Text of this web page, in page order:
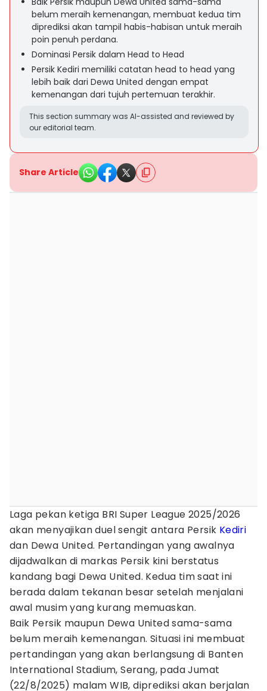
belum meraih kemenangan, membuat kedua tim
diprediksi akan tampil habis-habisan untuk meraih
poin penuh perdana.
Dominasi Persik dalam Head to Head
Persik Kediri memiliki catatan head to head yang
lebih baik dari Dewa United dengan empat
kemenangan dari tujuh pertemuan terakhir.
This section summary was AI-assisted and reviewed by
our editorial team.
Share Article
Laga pekan ketiga BRI Super League 2025/2026
akan menyajikan duel sengit antara Persik Kediri
dan Dewa United. Pertandingan yang awalnya
dijadwalkan di markas Persik kini berstatus
kandang bagi Dewa United. Kedua tim saat ini
berada dalam tekanan besar setelah menjalani
awal musim yang kurang memuaskan.
Baik Persik maupun Dewa United sama-sama
belum meraih kemenangan. Situasi ini membuat
pertandingan yang akan berlangsung di Banten
International Stadium, Serang, pada Jumat
(22/8/2025) malam WIB, diprediksi akan berjalan